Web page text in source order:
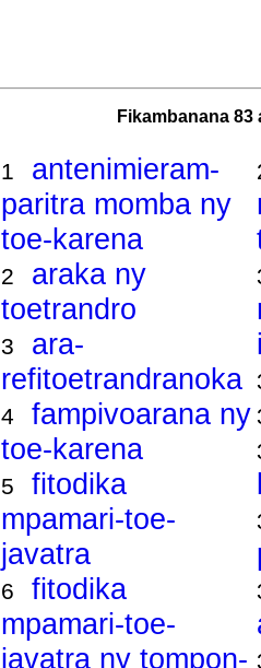
Fikambanana
1
antenimieram-
paritra momba ny
toe-karena
2
araka ny
toetrandro
3
ara-
refitoetrandranoka
4
fampivoarana ny
toe-karena
5
fitodika
mpamari-toe-
javatra
6
fitodika
mpamari-toe-
javatra ny tompon-